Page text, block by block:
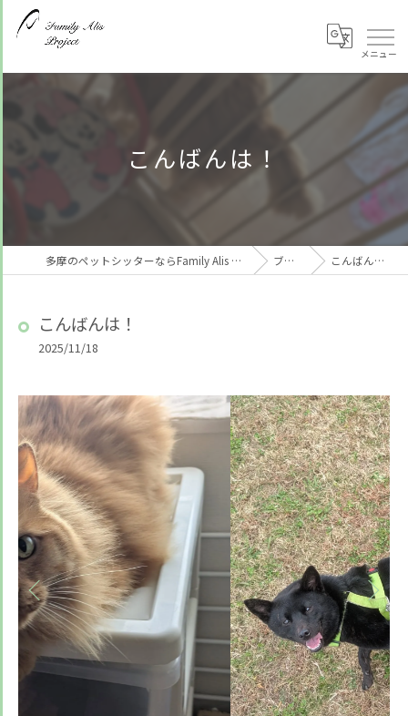
こんばんは！
多摩のペットシッターならFamily Alis Project ブログ こんばんは！
こんばんは！
2025/11/18